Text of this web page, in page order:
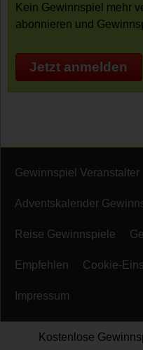
Kein Gewinnspiel mehr
abonnieren und
Jetzt anmelden
Gewinnspiel Veranstalter
Adventskalender
Reise Gewinnspiele
Empfehlen Cookie-
Impressum
Kostenlose